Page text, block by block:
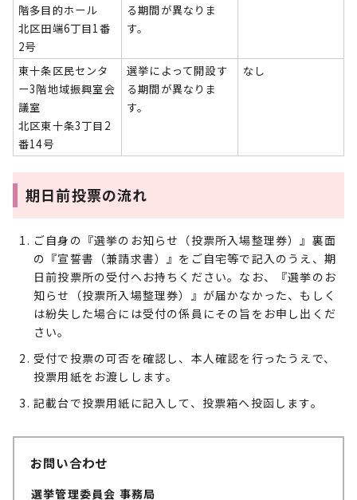
階多目的ホール
北区田端6丁目1番
2号
る期間が異なりま
す。
東十条区民センタ
ー3階地域振興室会
議室
北区東十条3丁目2
番14号
選挙によって開設す
る期間が異なりま
す。
なし
期日前投票の流れ
ご自身の『選挙のお知らせ（投票所入場整理券）』裏面
の『宣誓書（兼請求書）』をご自宅等で記入のうえ、期
日前投票所の受付へお持ちください。なお、『選挙のお
知らせ（投票所入場整理券）』が届かなかった、もしく
は紛失した場合には受付の係員にその旨をお申し出くだ
さい。
受付で投票の可否を確認し、本人確認を行ったうえで、
投票用紙をお渡しします。
記載台で投票用紙に記入して、投票箱へ投函します。
お問い合わせ
選挙管理委員会 事務局